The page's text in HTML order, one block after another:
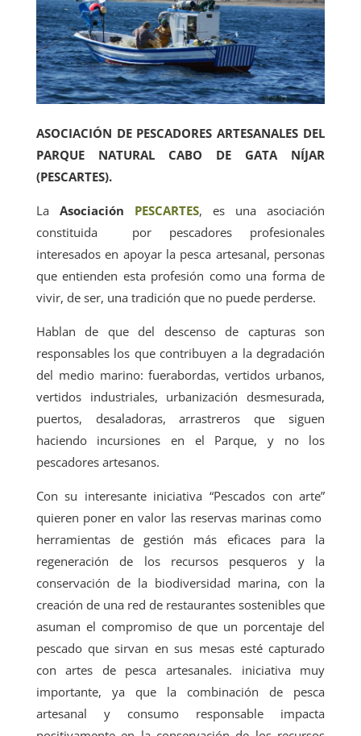
ASOCIACIÓN DE PESCADORES ARTESANALES DEL
PARQUE NATURAL CABO DE GATA NÍJAR
(PESCARTES).
La Asociación PESCARTES, es una asociación
constituida por pescadores profesionales
interesados en apoyar la pesca artesanal, personas
que entienden esta profesión como una forma de
vivir, de ser, una tradición que no puede perderse.
Hablan de que del descenso de capturas son
responsables los que contribuyen a la degradación
del medio marino: fuerabordas, vertidos urbanos,
vertidos industriales, urbanización desmesurada,
puertos, desaladoras, arrastreros que siguen
haciendo incursiones en el Parque, y no los
pescadores artesanos.
Con su interesante iniciativa “Pescados con arte”
quieren poner en valor las reservas marinas como
herramientas de gestión más eficaces para la
regeneración de los recursos pesqueros y la
conservación de la biodiversidad marina, con la
creación de una red de restaurantes sostenibles que
asuman el compromiso de que un porcentaje del
pescado que sirvan en sus mesas esté capturado
con artes de pesca artesanales. iniciativa muy
importante, ya que la combinación de pesca
artesanal y consumo responsable impacta